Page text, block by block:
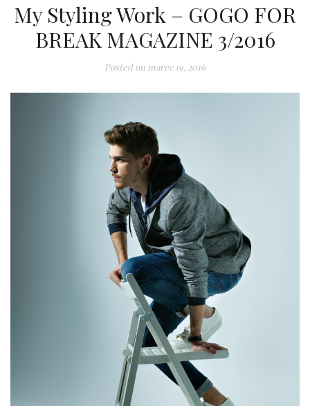
My Styling Work – GOGO FOR
BREAK MAGAZINE 3/2016
Posted on marec 19, 2016